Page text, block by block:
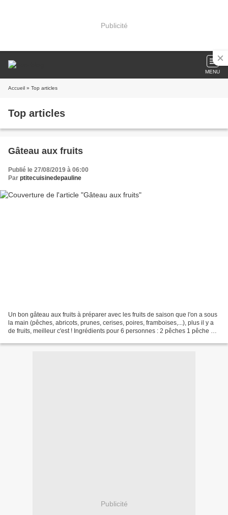
Publicité
MENU
Accueil » Top articles
Top articles
Gâteau aux fruits
Publié le 27/08/2019 à 06:00
Par ptitecuisinedepauline
Un bon gâteau aux fruits à préparer avec les fruits de saison que l'on a sous
la main (pêches, abricots, prunes, cerises, poires, framboises,...), plus il y a
de fruits, meilleur c'est ! Ingrédients pour 6 personnes : 2 pêches 1 pêche de
Publicité